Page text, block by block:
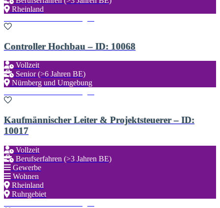
Rheinland
Controller Hochbau – ID: 10068
Vollzeit
Senior (>6 Jahren BE)
Nürnberg und Umgebung
Kaufmännischer Leiter & Projektsteuerer – ID:
10017
Vollzeit
Berufserfahren (>3 Jahren BE)
Gewerbe
Wohnen
Rheinland
Ruhrgebiet